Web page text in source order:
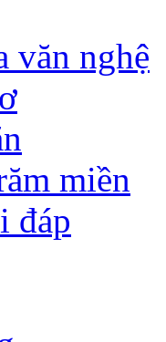
văn nghệ
miền
đáp